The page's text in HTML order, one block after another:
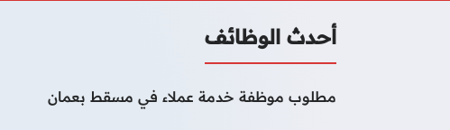
أحدث الوظائف
مطلوب موظفة خدمة عملاء في مسقط بعمان